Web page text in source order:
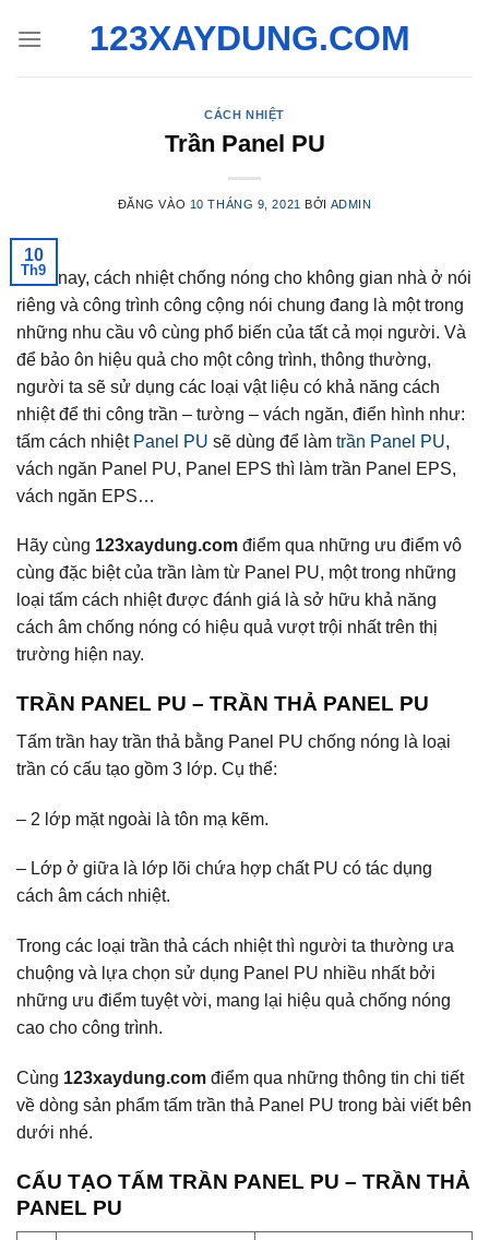
qua
123XAYDUNG.COM
CÁCH NHIỆT
Trần Panel PU
ĐĂNG VÀO 10 THÁNG 9, 2021 BỞI ADMIN
10
Th9
Hiện nay, cách nhiệt chống nóng cho không gian nhà ở nói
riêng và công trình công cộng nói chung đang là một trong
những nhu cầu vô cùng phổ biến của tất cả mọi người. Và
để bảo ôn hiệu quả cho một công trình, thông thường,
người ta sẽ sử dụng các loại vật liệu có khả năng cách
nhiệt để thi công trần – tường – vách ngăn, điển hình như:
tấm cách nhiệt Panel PU sẽ dùng để làm trần Panel PU,
vách ngăn Panel PU, Panel EPS thì làm trần Panel EPS,
vách ngăn EPS…
Hãy cùng 123xaydung.com điểm qua những ưu điểm vô
cùng đặc biệt của trần làm từ Panel PU, một trong những
loại tấm cách nhiệt được đánh giá là sở hữu khả năng
cách âm chống nóng có hiệu quả vượt trội nhất trên thị
trường hiện nay.
TRẦN PANEL PU – TRẦN THẢ PANEL PU
Tấm trần hay trần thả bằng Panel PU chống nóng là loại
trần có cấu tạo gồm 3 lớp. Cụ thể:
– 2 lớp mặt ngoài là tôn mạ kẽm.
– Lớp ở giữa là lớp lõi chứa hợp chất PU có tác dụng
cách âm cách nhiệt.
Trong các loại trần thả cách nhiệt thì người ta thường ưa
chuộng và lựa chọn sử dụng Panel PU nhiều nhất bởi
những ưu điểm tuyệt vời, mang lại hiệu quả chống nóng
cao cho công trình.
Cùng 123xaydung.com điểm qua những thông tin chi tiết
về dòng sản phẩm tấm trần thả Panel PU trong bài viết bên
dưới nhé.
CẤU TẠO TẤM TRẦN PANEL PU – TRẦN THẢ
PANEL PU